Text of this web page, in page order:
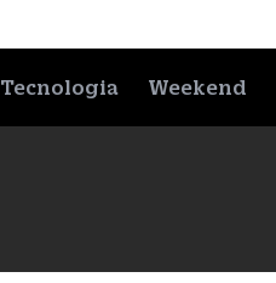
Tecnologia Weekend